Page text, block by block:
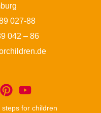
027-88
042 – 86
for children